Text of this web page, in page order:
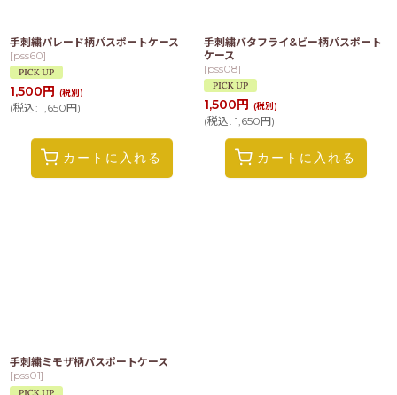
手刺繍パレード柄パスポートケース
[pss60]
1,500円 (税別)
(税込: 1,650円)
カートに入れる
手刺繍バタフライ&ビー柄パスポート
ケース
[pss08]
1,500円 (税別)
(税込: 1,650円)
カートに入れる
手刺繍ミモザ柄パスポートケース
[pss01]